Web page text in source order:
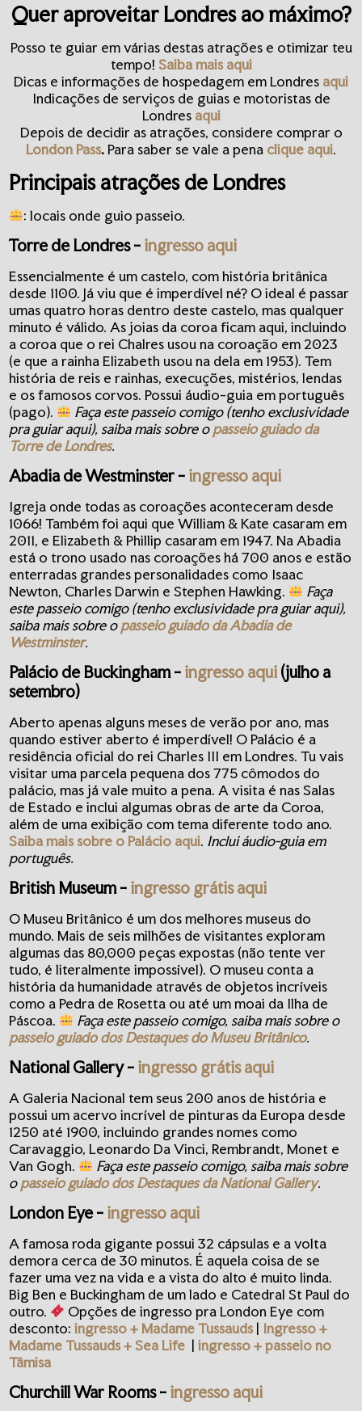
Quer aproveitar Londres ao máximo?
Posso te guiar em várias destas atrações e otimizar teu
tempo! Saiba mais aqui
Dicas e informações de hospedagem em Londres aqui
Indicações de serviços de guias e motoristas de
Londres aqui
Depois de decidir as atrações, considere comprar o
London Pass.Para saber se vale a pena clique aqui.
Principais atrações de Londres
: locais onde guio passeio.
Torre de Londres- ingresso aqui
Essencialmente é um castelo, com história britânica
desde 1100. Já viu que é imperdível né? O ideal é passar
umas quatro horas dentro deste castelo, mas qualquer
minuto é válido. As joias da coroa ficam aqui, incluindo
a coroa que o rei Chalres usou na coroação em 2023
(e que a rainha Elizabeth usou na dela em 1953). Tem
história de reis e rainhas, execuções, mistérios, lendas
e os famosos corvos. Possui áudio-guia em português
(pago).
Faça este passeio comigo (tenho exclusividade
pra guiar aqui), saiba mais sobre opasseio guiado da
Torre de Londres.
Abadia de Westminster - ingresso aqui
Igreja onde todas as coroações aconteceram desde
1066! Também foi aqui que William & Kate casaram em
2011, e Elizabeth & Phillip casaram em 1947. Na Abadia
está o trono usado nas coroações há 700 anos e estão
enterradas grandes personalidades como Isaac
Newton, Charles Darwin e Stephen Hawking.
Faça
este passeio comigo (tenho exclusividade pra guiar aqui),
saiba mais sobre opasseio guiado da Abadia de
Westminster.
Palácio de Buckingham - ingresso aqui (julho a
setembro)
Aberto apenas alguns meses de verão por ano, mas
quando estiver aberto é imperdível! O Palácio é a
residência oficial do rei Charles III em Londres. Tu vais
visitar uma parcela pequena dos 775 cômodos do
palácio, mas já vale muito a pena. A visita é nas Salas
de Estado e inclui algumas obras de arte da Coroa,
além de uma exibição com tema diferente todo ano.
Saiba mais sobre o Palácio aqui. Inclui áudio-guia em
português.
British Museum - ingresso grátis aqui
O Museu Britânico é um dos melhores museus do
mundo. Mais de seis milhões de visitantes exploram
algumas das 80,000 peças expostas (não tente ver
tudo, é literalmente impossível). O museu conta a
história da humanidade através de objetos incríveis
como a Pedra de Rosetta ou até um moai da Ilha de
Páscoa.
Faça este passeio comigo, saiba mais sobre o
passeio guiado dos Destaques do Museu Britânico.
National Gallery - ingresso grátis aqui
A Galeria Nacional tem seus 200 anos de história e
possui um acervo incrível de pinturas da Europa desde
1250 até 1900, incluindo grandes nomes como
Caravaggio, Leonardo Da Vinci, Rembrandt, Monet e
Van Gogh.
Faça este passeio comigo, saiba mais sobre
opasseio guiado dos Destaques da National Gallery.
London Eye- ingresso aqui
A famosa roda gigante possui 32 cápsulas e a volta
demora cerca de 30 minutos. É aquela coisa de se
fazer uma vez na vida e a vista do alto é muito linda.
Big Ben e Buckingham de um lado e Catedral St Paul do
outro.
Opções de ingresso pra London Eye com
desconto:ingresso + Madame Tussauds | Ingresso+
Madame Tussauds + Sea Life |ingresso + passeio no
Tâmisa
Churchill War Rooms - ingresso aqui